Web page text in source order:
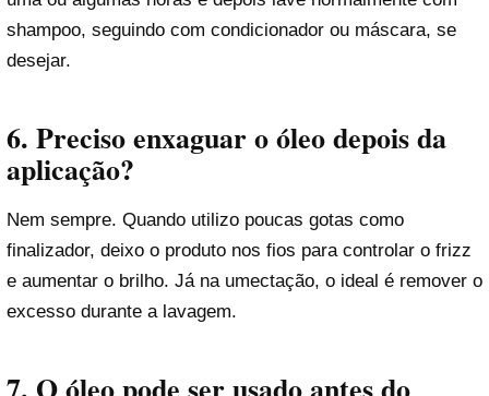
shampoo, seguindo com condicionador ou máscara, se
desejar.
6. Preciso enxaguar o óleo depois da
aplicação?
Nem sempre. Quando utilizo poucas gotas como
finalizador, deixo o produto nos fios para controlar o frizz
e aumentar o brilho. Já na umectação, o ideal é remover o
excesso durante a lavagem.